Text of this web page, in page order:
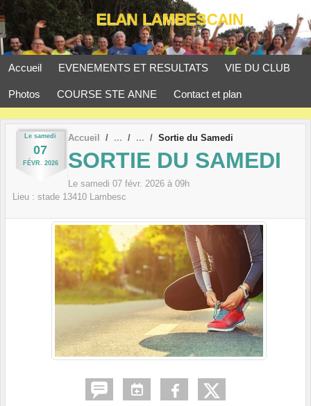
Accueil EVENEMENTS ET RESULTATS VIE DU CLUB
Photos COURSE STE ANNE Contact et plan
Le samedi
07
FÉVR. 2026
Accueil Sortie du Samedi
SORTIE DU SAMEDI
Le samedi 07 févr. 2026 à 09h
Lieu : stade 13410 Lambesc
Panneau de gestion des cookies